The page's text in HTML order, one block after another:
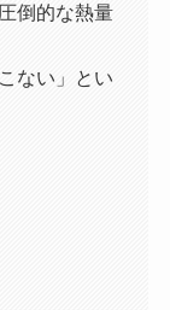
倒的な熱量
ない」とい